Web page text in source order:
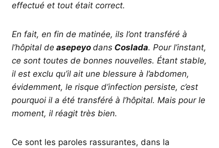
effectué et tout était correct.
En fait, en fin de matinée, ils l’ont transféré à
l’hôpital de asepeyo dans Coslada. Pour l’instant,
ce sont toutes de bonnes nouvelles. Étant stable,
il est exclu qu’il ait une blessure à l’abdomen,
évidemment, le risque d’infection persiste, c’est
pourquoi il a été transféré à l’hôpital. Mais pour le
moment, il réagit très bien.
Ce sont les paroles rassurantes, dans la